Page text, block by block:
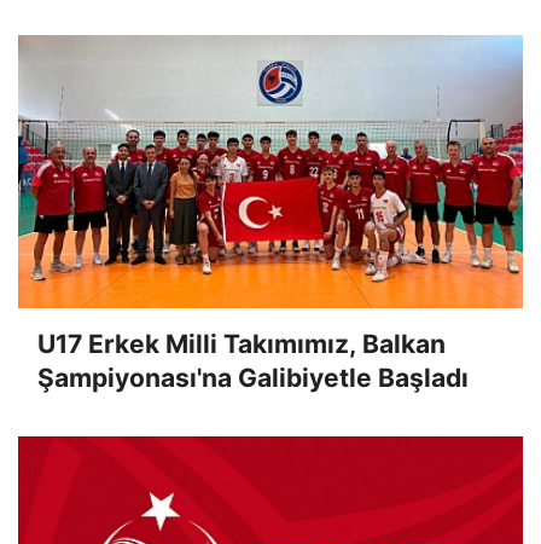
U17 Erkek Milli Takımımız, Balkan
Şampiyonası'na Galibiyetle Başladı